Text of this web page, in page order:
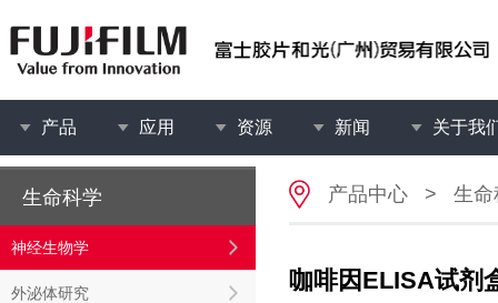
产品 应用 资源 新闻 关于我
生命科学
神经生物学
外泌体研究
产品中心 > 生命
咖啡因ELISA试剂